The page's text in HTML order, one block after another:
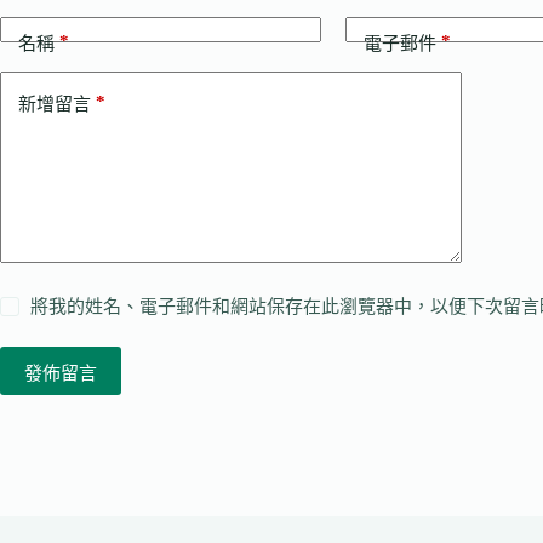
名稱* 電子郵件*
新增留言 *
將我的姓名、電子郵件和網站保存在此瀏覽器中，以便下次留言
發佈留言